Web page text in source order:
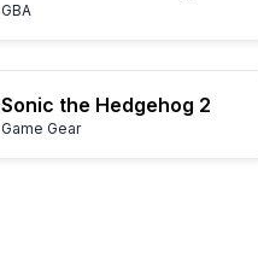
GBA
Sonic the Hedgehog 2
Game Gear